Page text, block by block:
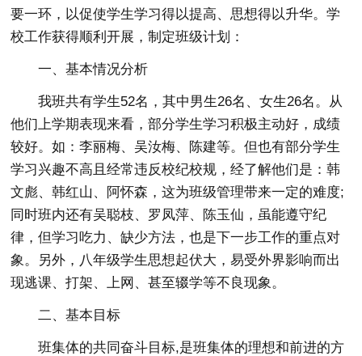
要一环，以促使学生学习得以提高、思想得以升华。学
校工作获得顺利开展，制定班级计划：
一、基本情况分析
我班共有学生52名，其中男生26名、女生26名。从
他们上学期表现来看，部分学生学习积极主动好，成绩
较好。如：李丽梅、吴汝梅、陈建等。但也有部分学生
学习兴趣不高且经常违反校纪校规，经了解他们是：韩
文彪、韩红山、阿怀森，这为班级管理带来一定的难度;
同时班内还有吴聪枝、罗凤萍、陈玉仙，虽能遵守纪
律，但学习吃力、缺少方法，也是下一步工作的重点对
象。另外，八年级学生思想起伏大，易受外界影响而出
现逃课、打架、上网、甚至辍学等不良现象。
二、基本目标
班集体的共同奋斗目标,是班集体的理想和前进的方